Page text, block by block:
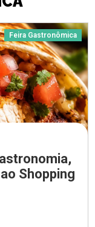
Feira Gastronômica
Shopping